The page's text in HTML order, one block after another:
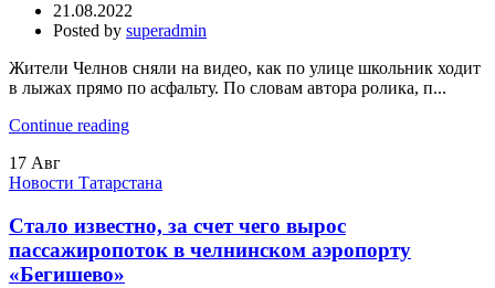
21.08.2022
Posted by superadmin
Жители Челнов сняли на видео, как по улице школьник ходит
в лыжах прямо по асфальту. По словам автора ролика, п...
Continue reading
17 Авг
Новости Татарстана
Стало известно, за счет чего вырос
пассажиропоток в челнинском аэропорту
«Бегишево»